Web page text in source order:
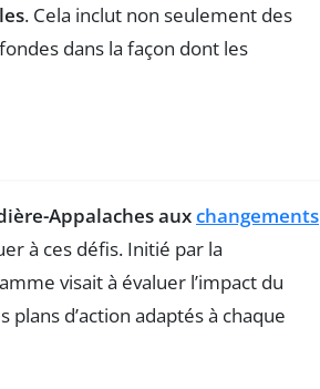
. Cela inclut non seulement des
dans la façon dont les
Appalaches auxchangements
à ces défis. Initié par la
visait à évaluer l’impact du
d’action adaptés à chaque